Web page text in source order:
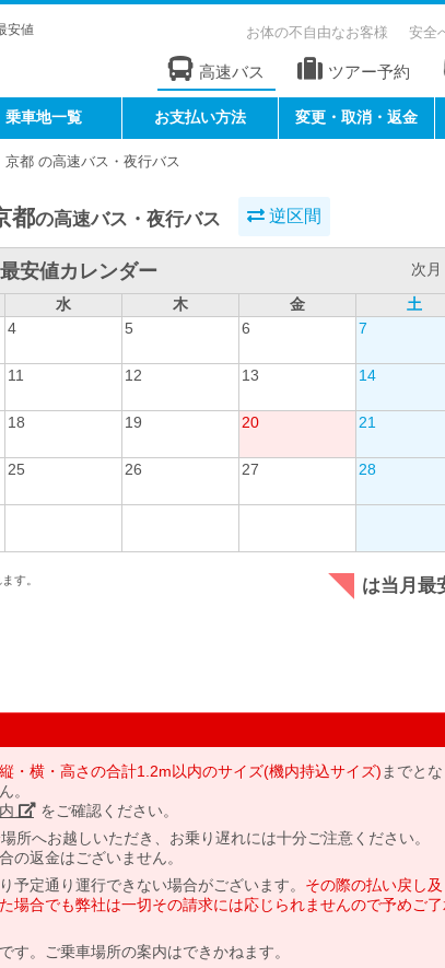
安値 お体の不自由なお客様 安全
高速バス ツアー予約
乗車地一覧 お支払い方法 変更・取消・返金
都 の高速バス・夜行バス
都の高速バス・夜行バス 逆区間
安値カレンダー
次月
水 木 金
土
4 5 6 7
11 12 13 14
18 19 20 21
25 26 27 28
す。 は当月最
縦・横・高さの合計1.2m以内のサイズ(機内持込サイズ) までと
。
内」 をご確認ください。
所へお越しいただき、お乗り遅れには十分ご注意ください。
の返金はございません。
予定通り運行できない場合がございます。 その際の払い戻し及
場合でも弊社は一切その請求には応じられませんので予めご
す。ご乗車場所の案内はできかねます。